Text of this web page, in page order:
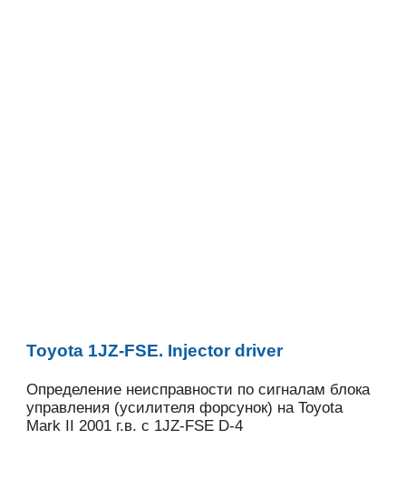
Toyota 1JZ-FSE. Injector driver
Определение неисправности по сигналам блока
управления (усилителя форсунок) на Toyota
Mark II 2001 г.в. с 1JZ-FSE D-4